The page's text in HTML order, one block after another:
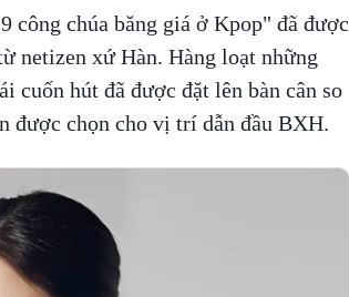
chúa băng giá ở Kpop" đã được
netizen xứ Hàn. Hàng loạt những
cuốn hút đã được đặt lên bàn cân so
được chọn cho vị trí dẫn đầu BXH.